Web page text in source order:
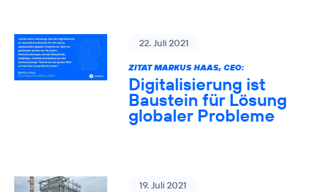
22. Juli 2021
ZITAT MARKUS HAAS, CEO:
Digitalisierung ist
Baustein für Lösung
globaler Probleme
19. Juli 2021